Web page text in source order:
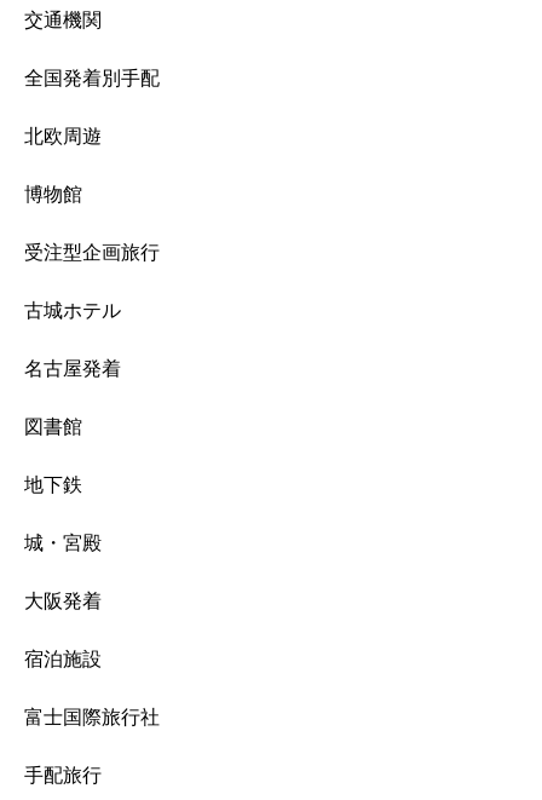
交通機関
全国発着別手配
北欧周遊
博物館
受注型企画旅行
古城ホテル
名古屋発着
図書館
地下鉄
城・宮殿
大阪発着
宿泊施設
富士国際旅行社
手配旅行